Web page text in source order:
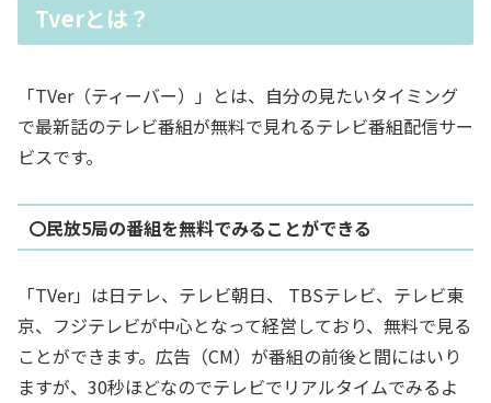
Tverとは？
「TVer（ティーバー）」とは、自分の見たいタイミング
で最新話のテレビ番組が無料で見れるテレビ番組配信サー
ビスです。
〇民放5局の番組を無料でみることができる
「TVer」は日テレ、テレビ朝日、 TBSテレビ、テレビ東
京、フジテレビが中心となって経営しており、無料で見る
ことができます。広告（CM）が番組の前後と間にはいり
ますが、30秒ほどなのでテレビでリアルタイムでみるよ